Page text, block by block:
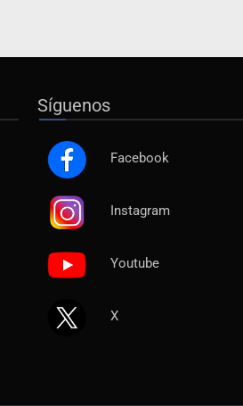
Síguenos
Facebook
Instagram
Youtube
X